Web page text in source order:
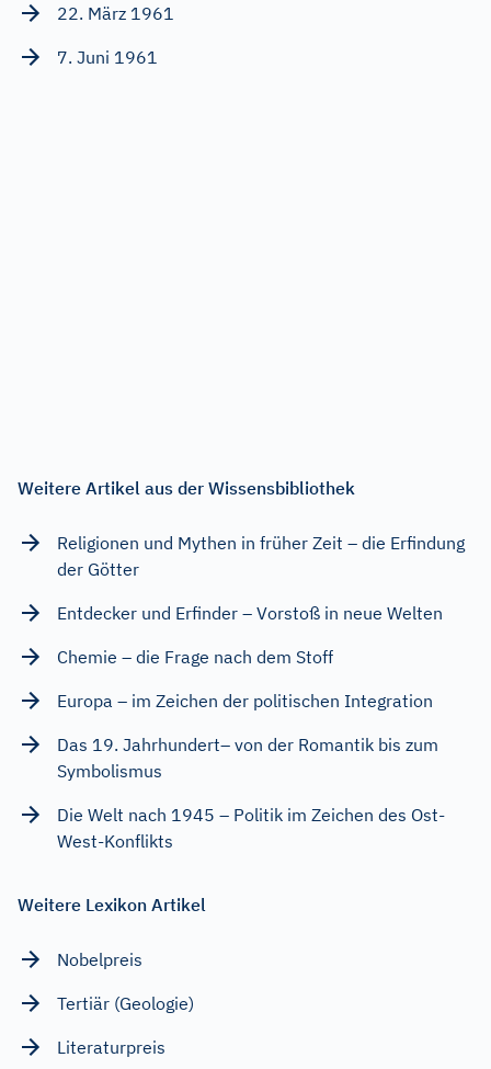
22. März 1961
7. Juni 1961
Weitere Artikel aus der Wissensbibliothek
Religionen und Mythen in früher Zeit – die Erfindung
der Götter
Entdecker und Erfinder – Vorstoß in neue Welten
Chemie – die Frage nach dem Stoff
Europa – im Zeichen der politischen Integration
Das 19. Jahrhundert– von der Romantik bis zum
Symbolismus
Die Welt nach 1945 – Politik im Zeichen des Ost-
West-Konflikts
Weitere Lexikon Artikel
Nobelpreis
Tertiär (Geologie)
Literaturpreis